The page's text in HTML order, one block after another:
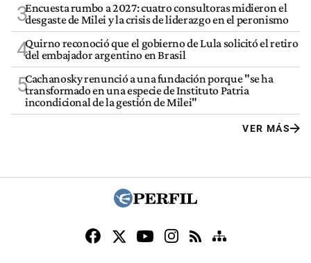
3Encuesta rumbo a 2027: cuatro consultoras midieron el
desgaste de Milei y la crisis de liderazgo en el peronismo
4Quirno reconoció que el gobierno de Lula solicitó el retiro
del embajador argentino en Brasil
5Cachanosky renunció a una fundación porque "se ha
transformado en una especie de Instituto Patria
incondicional de la gestión de Milei"
VER MÁS